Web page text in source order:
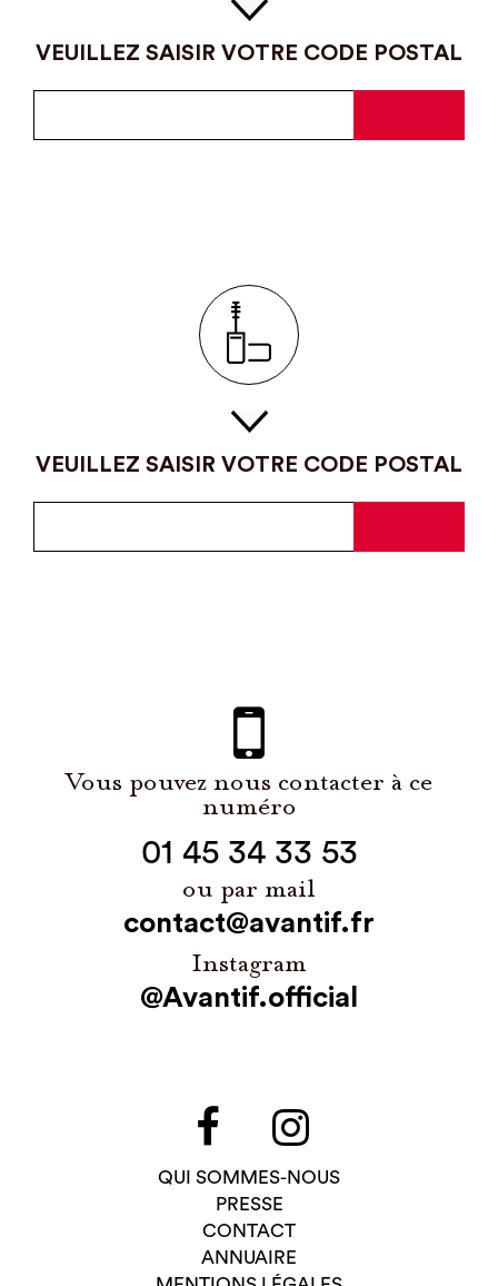
VEUILLEZ SAISIR VOTRE CODE POSTAL
VEUILLEZ SAISIR VOTRE CODE POSTAL
Vous pouvez nous contacter à ce
numéro
01 45 34 33 53
ou par mail
contact@avantif.fr
Instagram
@Avantif.official
QUI SOMMES-NOUS
PRESSE
CONTACT
ANNUAIRE